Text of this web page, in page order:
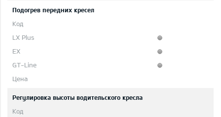
Подогрев передних кресел
Регулировка высоты водительского кресла